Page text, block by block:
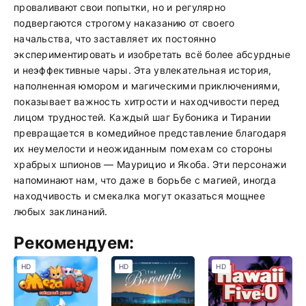
проваливают свои попытки, но и регулярно
подвергаются строгому наказанию от своего
начальства, что заставляет их постоянно
экспериментировать и изобретать всё более абсурдные
и неэффективные чары. Эта увлекательная история,
наполненная юмором и магическими приключениями,
показывает важность хитрости и находчивости перед
лицом трудностей. Каждый шаг Бубоника и Тирании
превращается в комедийное представление благодаря
их неумелости и неожиданным помехам со стороны
храбрых шпионов — Маурицио и Якоба. Эти персонажи
напоминают нам, что даже в борьбе с магией, иногда
находчивость и смекалка могут оказаться мощнее
любых заклинаний.
Рекомендуем:
HD HD HD